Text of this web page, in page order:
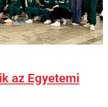
az Egyetemi